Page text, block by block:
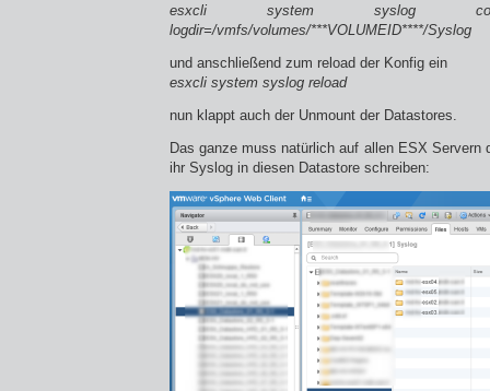
esxcli system syslog
logdir=/vmfs/volumes/***VOLUMEID****/Syslog
und anschließend zum reload der Konfig ein
esxcli system syslog reload
nun klappt auch der Unmount der Datastores.
Das ganze muss natürlich auf allen ESX Servern
ihr Syslog in diesen Datastore schreiben: